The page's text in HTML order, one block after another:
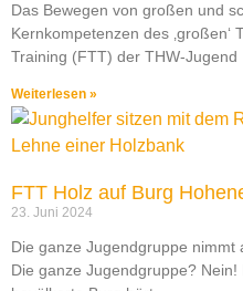
Das Bewegen von großen und
Kernkompetenzen des ‚großen‘
Training (FTT) der THW-Jugend
Weiterlesen »
FTT Holz auf Burg
23. Juni 2024
Die ganze Jugendgruppe nimmt
Die ganze Jugendgruppe?